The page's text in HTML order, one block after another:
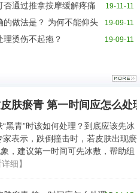
否通过推拿按摩缓解疼痛 19-11-11
的做法是？ 为何不能仰头 19-09-11
烫伤不起疱？ 19-09-11
肤瘀青 第一时间应怎么处
黑青”时该如何处理？到底应该先冰
家表示，跌倒撞击时，若皮肤出现瘀
，建议第一时间可先冰敷，帮助组
细】